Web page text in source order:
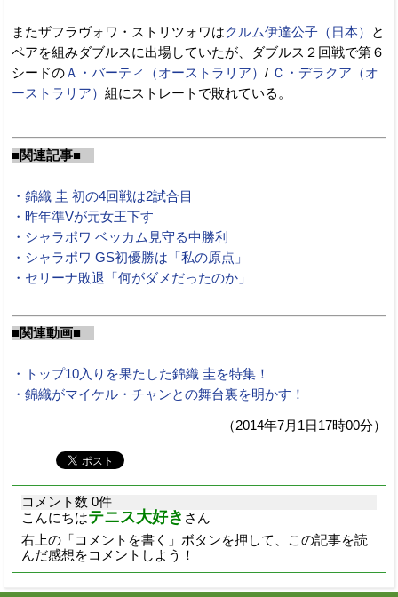
またザフラヴォワ・ストリツォワはクルム伊達公子（日本）
と
ペアを組みダブルスに出場していたが、ダブルス２回戦で第６
シードのＡ・バーティ（オーストラリア） / Ｃ・デラクア（オ
ーストラリア） 組にストレートで敗れている。
■関連記事■
・錦織 圭 初の4回戦は2試合目
・昨年準Vが元女王下す
・シャラポワ ベッカム見守る中勝利
・シャラポワ GS初優勝は「私の原点」
・セリーナ敗退「何がダメだったのか」
■関連動画■
・トップ10入りを果たした錦織 圭を特集！
・錦織がマイケル・チャンとの舞台裏を明かす！
（2014年7月1日17時00分）
コメント数 0件
こんにちはテニス大好き さん
右上の「コメントを書く」ボタンを押して、この記事を読
んだ感想をコメントしよう！